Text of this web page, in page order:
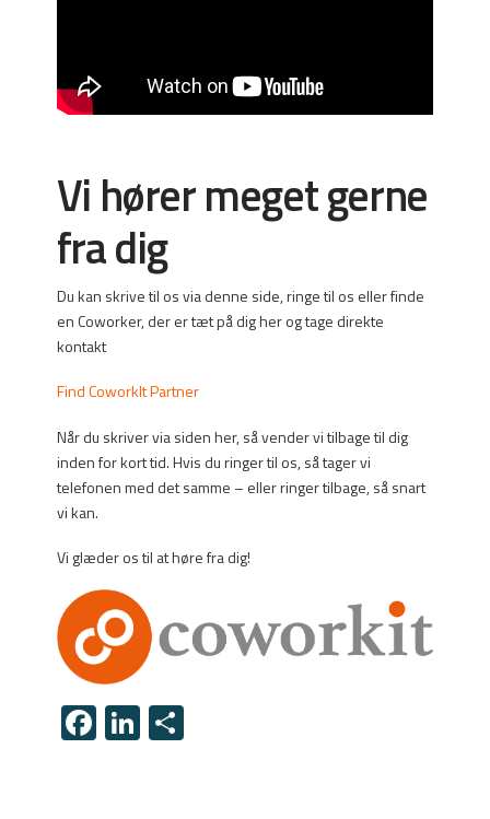
Vi hører meget gerne
fra dig
Du kan skrive til os via denne side, ringe til os eller finde
en Coworker, der er tæt på dig her og tage direkte
kontakt
Find CoworkIt Partner
Når du skriver via siden her, så vender vi tilbage til dig
inden for kort tid. Hvis du ringer til os, så tager vi
telefonen med det samme – eller ringer tilbage, så snart
vi kan.
Vi glæder os til at høre fra dig!
Facebook
LinkedIn
Share